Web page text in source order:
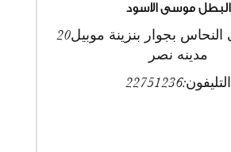
البطل موسى الاسود
20ش مصطفى النحاس بجوار بنزينة موبيل
مدينه نصر
التليفون:22751236